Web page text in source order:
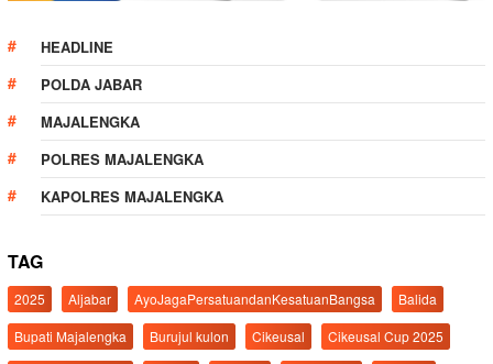
HEADLINE
POLDA JABAR
MAJALENGKA
POLRES MAJALENGKA
KAPOLRES MAJALENGKA
TAG
2025 Aljabar AyoJagaPersatuandanKesatuanBangsa
Balida
Bupati Majalengka
Burujul kulon Cikeusal
Cikeusal Cup 2025